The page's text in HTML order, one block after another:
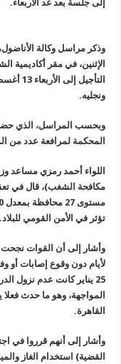
إلى جلسة بعد غد الأربعاء.
وذكر مراسل وكالة
الإثنين، في مقر
ونجليه.
وبحسب المراسل، الذي
المحكمة لمرافعة عدد من
اللواء أحمد رمزي مساعد
مستوى27
تؤثر في الأمن القومي للبلاد.
وأشار إلى أن القوات
لأيام دون وقوع إصابات أو
25 يناير كانت عدم نزول
القاهرة.
وأشار إلى أنهم قرروا في
القضية) استخدام الغاز